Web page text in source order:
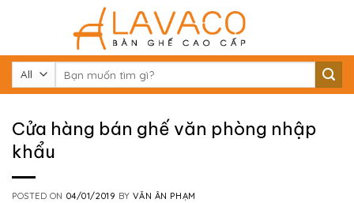
kiếm:
Cửa hàng bán ghế văn phòng nhập
khẩu
POSTED ON 04/01/2019 BYVĂN ÂN PHẠM